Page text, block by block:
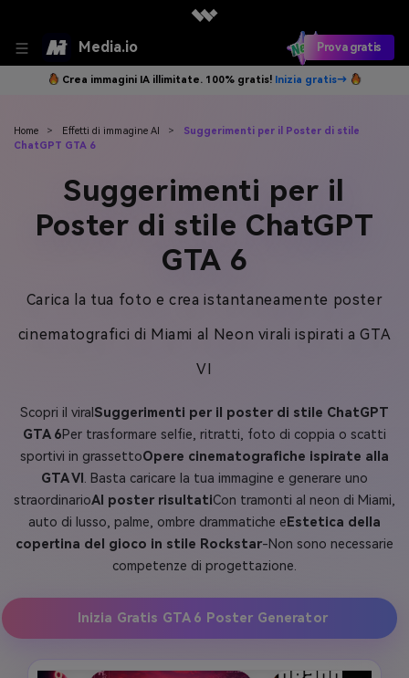
Media.io Prova gratis
Crea immagini IA illimitate. 100% gratis! Inizia gratis→
Home > Effetti di immagine AI >
Suggerimenti per il Poster di stile
ChatGPT GTA 6
Suggerimenti per il
Poster di stile ChatGPT
GTA 6
Carica la tua foto e crea istantaneamente poster
cinematografici di Miami al Neon virali ispirati a GTA
VI
Scopri il viral Suggerimenti per il poster di stile ChatGPT
GTA 6Per trasformare selfie, ritratti, foto di coppia o scatti
sportivi in grassettoOpere cinematografiche ispirate alla
GTA VI . Basta caricare la tua immagine e generare uno
straordinarioAI poster risultatiCon tramonti al neon di Miami,
auto di lusso, palme, ombre drammatiche e Estetica della
copertina del gioco in stile Rockstar-Non sono necessarie
competenze di progettazione.
Inizia Gratis GTA 6 Poster Generator